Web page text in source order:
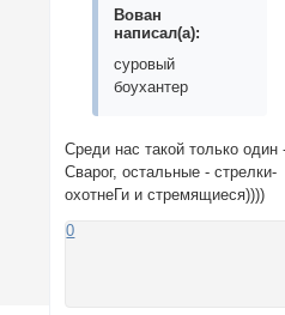
Вован
написал(а):
суровый
боухантер
Среди нас такой только один
Сварог, остальные - стрелки-
охотнеГи и стремящиеся))))
0